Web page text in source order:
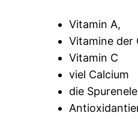
Vitamin A,
Vitamine der
Vitamin C
viel Calcium
die